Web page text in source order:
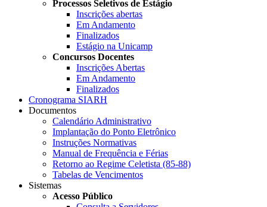
Processos Seletivos de Estágio
Inscrições abertas
Em Andamento
Finalizados
Estágio na Unicamp
Concursos Docentes
Inscrições Abertas
Em Andamento
Finalizados
Cronograma SIARH
Documentos
Calendário Administrativo
Implantação do Ponto Eletrônico
Instruções Normativas
Manual de Frequência e Férias
Retorno ao Regime Celetista (85-88)
Tabelas de Vencimentos
Sistemas
Acesso Público